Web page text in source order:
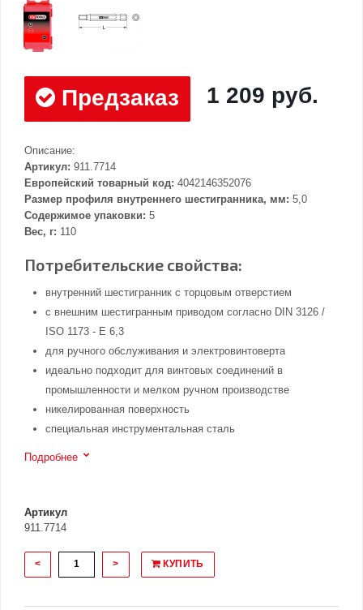
Предзаказ 1 209 руб.
Описание:
Артикул: 911.7714
Европейский товарный код: 4042146352076
Размер профиля внутреннего шестигранника, мм: 5,0
Содержимое упаковки: 5
Вес, г: 110
Потребительские свойства:
внутренний шестигранник с торцовым отверстием
с внешним шестигранным приводом согласно DIN 3126 /
ISO 1173 - E 6,3
для ручного обслуживания и электровинтоверта
идеально подходит для винтовых соединений в
промышленности и мелком ручном производстве
никелированная поверхность
специальная инструментальная сталь
Подробнее
Артикул
911.7714
< > КУПИТЬ